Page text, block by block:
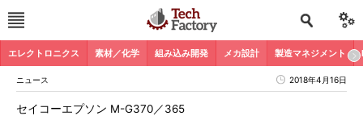
エレクトロニクス 素材／化学 組み込み開発 メカ設計 製造マネジメント
ニュース 2018年4月16日
セイコーエプソン M-G370／365